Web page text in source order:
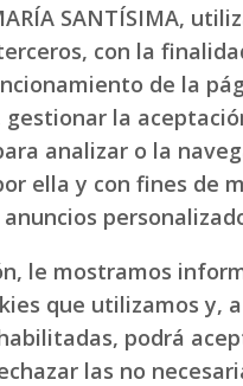
SANTÍSIMA,
con la
de la
la
analizar o la
ella y con fines de
le mostramos
que utilizamos y,
podrá
las no